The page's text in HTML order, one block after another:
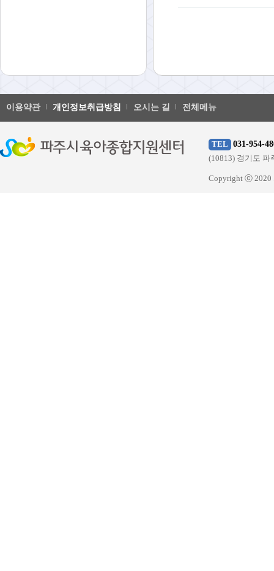
이용약관 개인정보취급방침 오시는 길 전체메뉴
TEL 031-954-
(10813) 경기도 파
Copyright ⓒ 2020